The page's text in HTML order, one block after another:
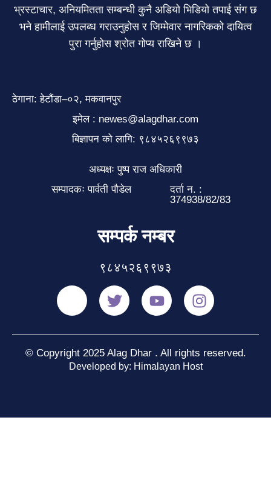
भ्रस्टाचार, अनियमितता सम्बन्धी कुनै अडियो भिडियो तपाई संग छ
भने हामीलाई उपलब्ध गराउनुहोस र जिम्मेवार नागरिकको दायित्व
पुरा गर्नुहोस श्रोत गोप्य राखिने छ ।
ठेगाना: हेटौंडा–०२, मकवानपुर
इमेल : newes@alagdhar.com
बिज्ञापन को लागि: ९८४५२६९९७३
अध्यक्षः पुष्प राज अधिकारी
सम्पादकः पार्वती पौडेल
दर्ता न. :
374938/82/83
सम्पर्क नम्बर
९८४५२६९९७३
© Copyright 2025 Alag Dhar . All rights reserved.
Developed by: Himalayan Host